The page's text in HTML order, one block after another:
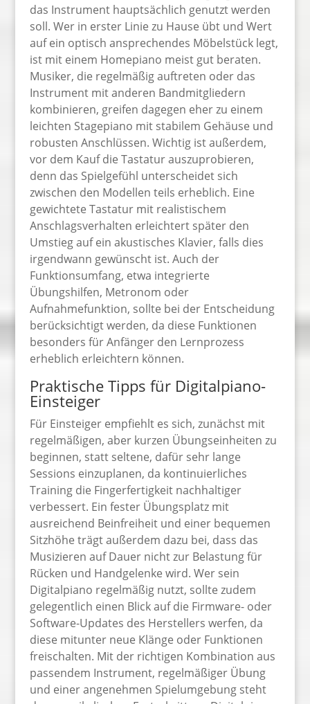
das Instrument hauptsächlich genutzt werden
soll. Wer in erster Linie zu Hause übt und Wert
auf ein optisch ansprechendes Möbelstück legt,
ist mit einem Homepiano meist gut beraten.
Musiker, die regelmäßig auftreten oder das
Instrument mit anderen Bandmitgliedern
kombinieren, greifen dagegen eher zu einem
leichten Stagepiano mit stabilem Gehäuse und
robusten Anschlüssen. Wichtig ist außerdem,
vor dem Kauf die Tastatur auszuprobieren,
denn das Spielgefühl unterscheidet sich
zwischen den Modellen teils erheblich. Eine
gewichtete Tastatur mit realistischem
Anschlagsverhalten erleichtert später den
Umstieg auf ein akustisches Klavier, falls dies
irgendwann gewünscht ist. Auch der
Funktionsumfang, etwa integrierte
Übungshilfen, Metronom oder
Aufnahmefunktion, sollte bei der Entscheidung
berücksichtigt werden, da diese Funktionen
besonders für Anfänger den Lernprozess
erheblich erleichtern können.
Praktische Tipps für Digitalpiano-
Einsteiger
Für Einsteiger empfiehlt es sich, zunächst mit
regelmäßigen, aber kurzen Übungseinheiten zu
beginnen, statt seltene, dafür sehr lange
Sessions einzuplanen, da kontinuierliches
Training die Fingerfertigkeit nachhaltiger
verbessert. Ein fester Übungsplatz mit
ausreichend Beinfreiheit und einer bequemen
Sitzhöhe trägt außerdem dazu bei, dass das
Musizieren auf Dauer nicht zur Belastung für
Rücken und Handgelenke wird. Wer sein
Digitalpiano regelmäßig nutzt, sollte zudem
gelegentlich einen Blick auf die Firmware- oder
Software-Updates des Herstellers werfen, da
diese mitunter neue Klänge oder Funktionen
freischalten. Mit der richtigen Kombination aus
passendem Instrument, regelmäßiger Übung
und einer angenehmen Spielumgebung steht